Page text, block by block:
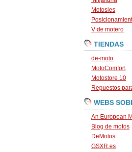
Motosles
V de motero
TIENDAS
de-moto
MotoComfort
Motostore 10
Repuestos
WEBS
An European
Blog de motos
DeMotos
GSXR.es